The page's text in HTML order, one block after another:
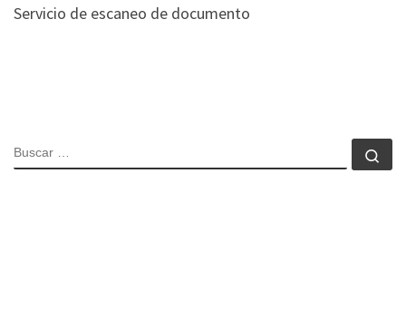
Servicio de escaneo de documento
BUSCAR